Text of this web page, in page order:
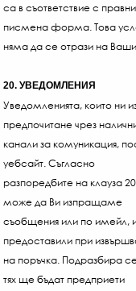
са в съответствие с
писмена форма. Това
няма да се отрази на
20. УВЕДОМЛЕНИЯ
Уведомленията, които ни
предпочитане чрез
канали за комуникация,
уебсайт. Съгласно
разпоредбите на клауза
може да Ви изпращаме
съобщения или по имейл,
предоставили при
на поръчка. Подразбира
тях ще бъдат предприети